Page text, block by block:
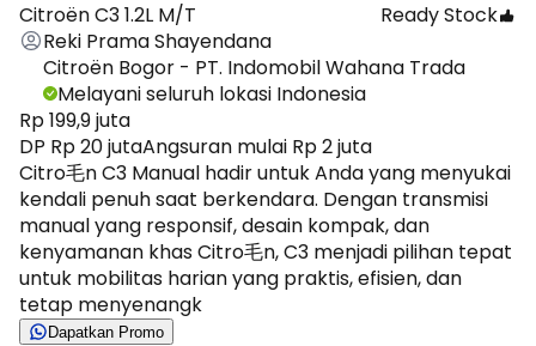
Citroën C3 1.2L M/T
Ready Stock
Reki Prama Shayendana
Citroën Bogor - PT. Indomobil Wahana Trada
Melayani seluruh lokasi Indonesia
Rp 199,9 juta
DP Rp 20 jutaAngsuran mulai Rp 2 juta
Citro毛n C3 Manual hadir untuk Anda yang menyukai
kendali penuh saat berkendara. Dengan transmisi
manual yang responsif, desain kompak, dan
kenyamanan khas Citro毛n, C3 menjadi pilihan tepat
untuk mobilitas harian yang praktis, efisien, dan
tetap menyenangk
Dapatkan Promo